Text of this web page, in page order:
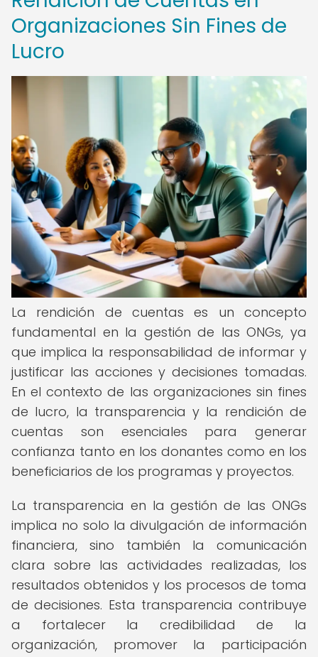
Organizaciones Sin Fines de
Lucro
La rendición de cuentas es un concepto
fundamental en la gestión de las ONGs, ya
que implica la responsabilidad de informar y
justificar las acciones y decisiones tomadas.
En el contexto de las organizaciones sin fines
de lucro, la transparencia y la rendición de
cuentas son esenciales para generar
confianza tanto en los donantes como en los
beneficiarios de los programas y proyectos.
La transparencia en la gestión de las ONGs
implica no solo la divulgación de información
financiera, sino también la comunicación
clara sobre las actividades realizadas, los
resultados obtenidos y los procesos de toma
de decisiones. Esta transparencia contribuye
a fortalecer la credibilidad de la
organización, promover la participación